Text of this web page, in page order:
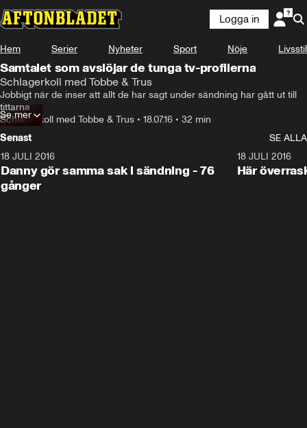
Logga in
Hem Serier Nyheter Sport Nöje Livsstil
Samtalet som avslöjar de tunga tv-profilerna
Schlagerkoll med Tobbe & Trus
Jobbigt när de inser att allt de har sagt under sändning har gått ut till
tittarna
Schlagerkoll med Tobbe & Trus • 18.07.16 • 32 min
Se mer
Senast
SE ALLA
18 JULI 2016
Danny gör samma sak i sändning - 76
gånger
18 JULI 2016
Här